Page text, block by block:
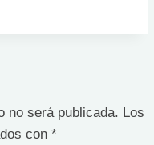
no será publicada. Los
con *